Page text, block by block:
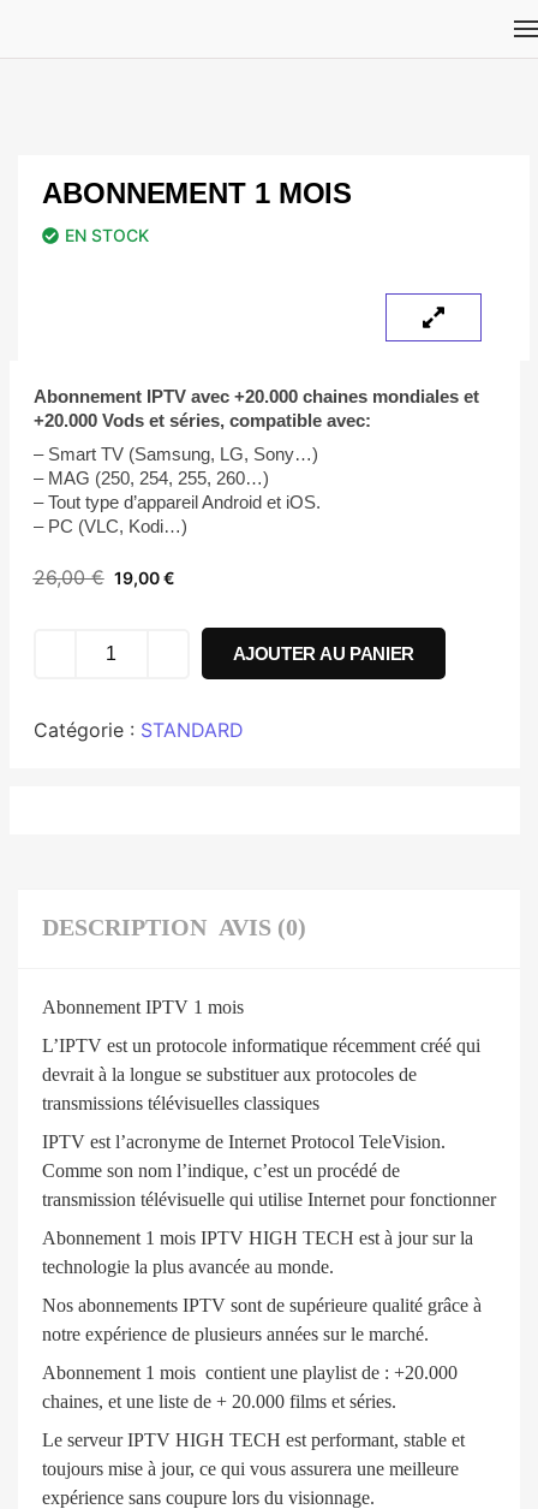
ABONNEMENT 1 MOIS
EN STOCK
Abonnement IPTV avec +20.000 chaines mondiales et
+20.000 Vods et séries, compatible avec:
– Smart TV (Samsung, LG, Sony…)
– MAG (250, 254, 255, 260…)
– Tout type d’appareil Android et iOS.
– PC (VLC, Kodi…)
26,00€ 19,00€
AJOUTER AU PANIER
Catégorie : STANDARD
DESCRIPTION AVIS (0)
Abonnement IPTV 1 mois
L’IPTV est un protocole informatique récemment créé qui
devrait à la longue se substituer aux protocoles de
transmissions télévisuelles classiques
IPTV est l’acronyme de Internet Protocol TeleVision.
Comme son nom l’indique, c’est un procédé de
transmission télévisuelle qui utilise Internet pour fonctionner
Abonnement 1 mois IPTV HIGH TECH est à jour sur la
technologie la plus avancée au monde.
Nos abonnements IPTV sont de supérieure qualité grâce à
notre expérience de plusieurs années sur le marché.
Abonnement 1 mois contient une playlist de : +20.000
chaines, et une liste de + 20.000 films et séries.
Le serveur IPTV HIGH TECH est performant, stable et
toujours mise à jour, ce qui vous assurera une meilleure
expérience sans coupure lors du visionnage.